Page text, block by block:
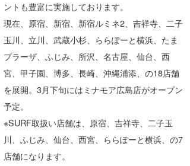
ントも豊富に実施しております。
現在、原宿、新宿、新宿ルミネ2、吉祥寺、二子
玉川、立川、武蔵小杉、ららぽーと横浜、たま
プラーザ、ふじみ、所沢、名古屋、仙台、西
宮、甲子園、博多、長崎、沖縄浦添、の18店舗
を展開。3月下旬にはミナモア広島店がオープン
予定。
※SURF取扱い店舗は、原宿、吉祥寺、二子玉
川、ふじみ、仙台、西宮、ららぽーと横浜、の7
店舗になります。